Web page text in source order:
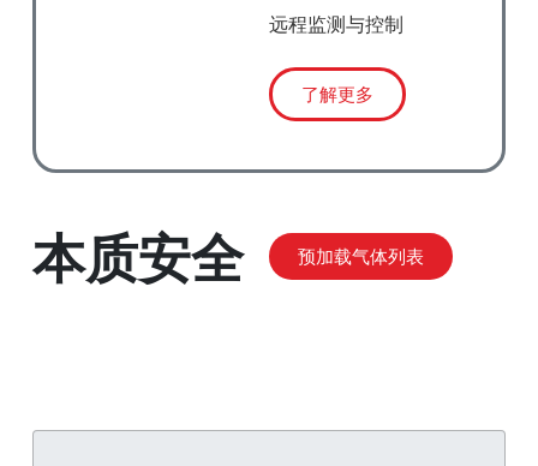
远程监测与控制
了解更多
本质安全 预加载气体列表